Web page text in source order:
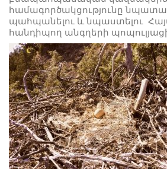
համագործակցությունը
պահպանելու և նպաստելու
հանդիպող անգղերի